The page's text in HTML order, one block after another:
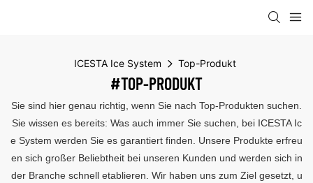
ICESTA Ice System Top-Produkt
#TOP-PRODUKT
Sie sind hier genau richtig, wenn Sie nach Top-Produkten suchen.
Sie wissen es bereits: Was auch immer Sie suchen, bei ICESTA Ic
e System werden Sie es garantiert finden. Unsere Produkte erfreu
en sich großer Beliebtheit bei unseren Kunden und werden sich in
der Branche schnell etablieren. Wir haben uns zum Ziel gesetzt, u